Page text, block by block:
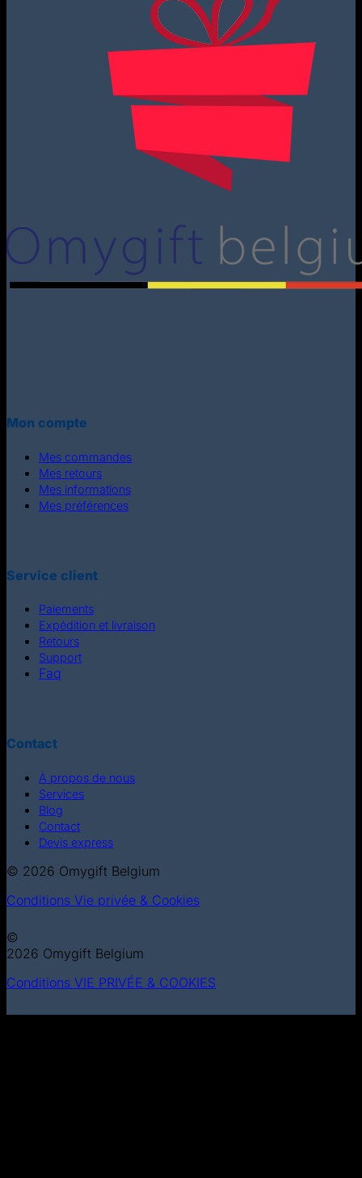
Mon compte
Mes commandes
Mes retours
Mes informations
Mes préférences
Service client
Paiements
Expédition et livraison
Retours
Support
Faq
Contact
À propos de nous
Services
Blog
Contact
Devis express
© 2026 Omygift Belgium
Conditions Vie privée & Cookies
©
2026 Omygift Belgium
Conditions VIE PRIVÉE & COOKIES